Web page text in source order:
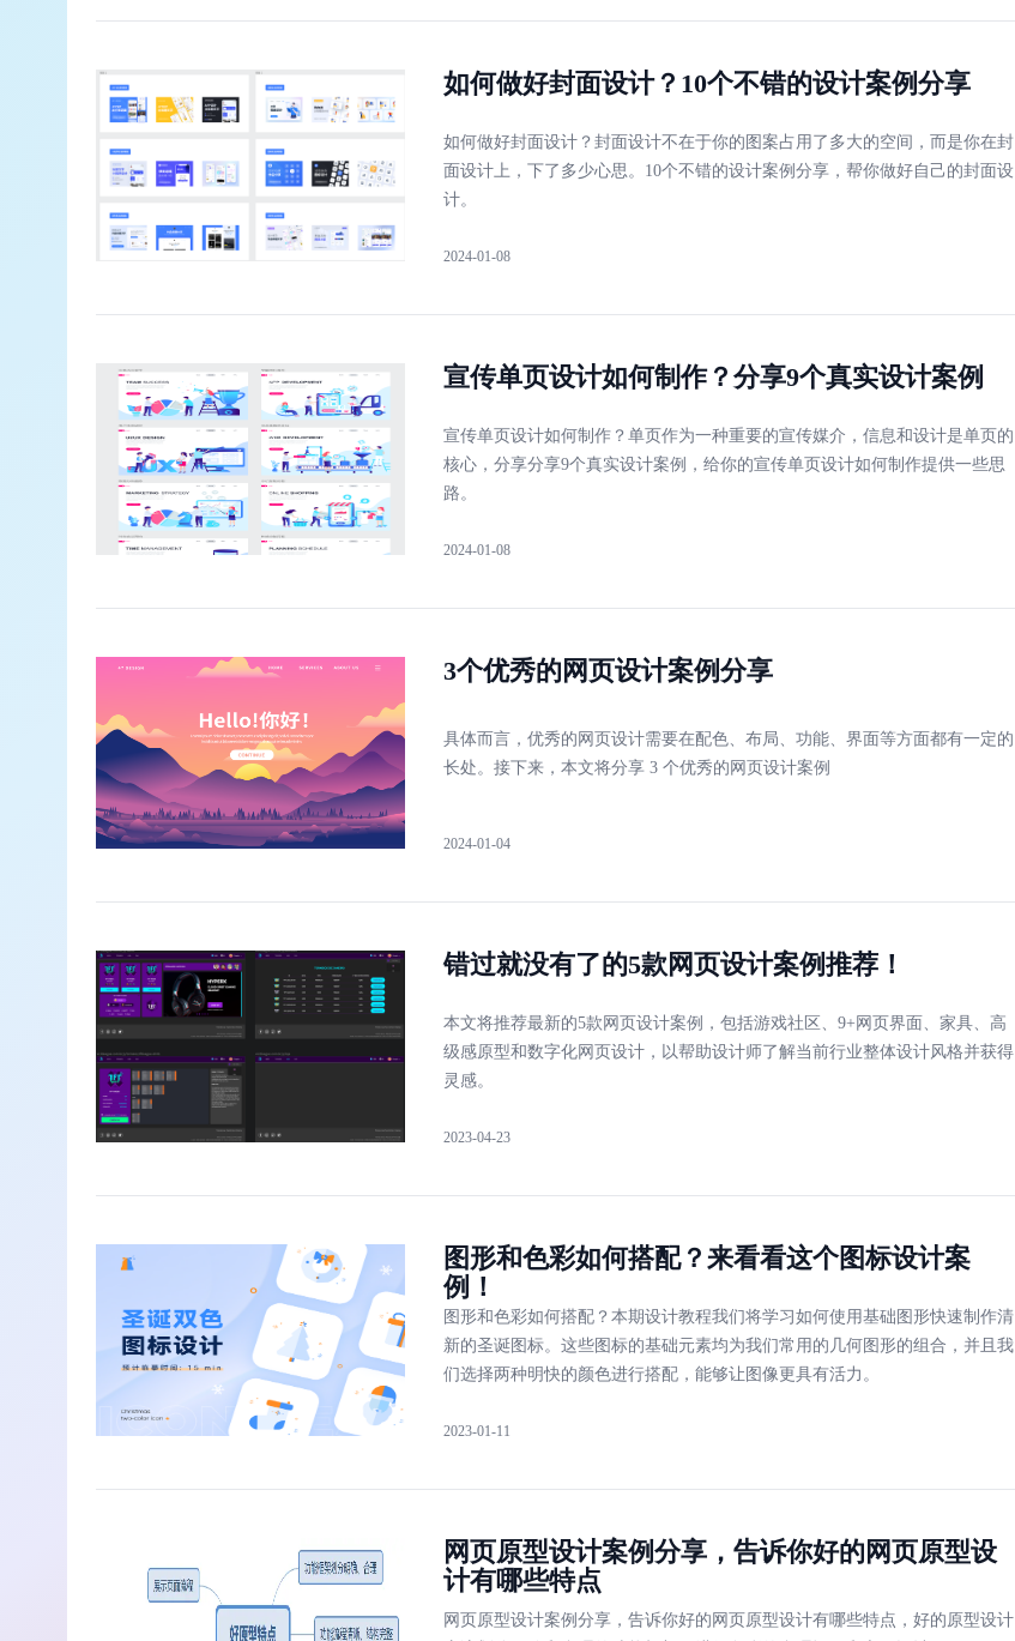
如何做好封面设计？10个不错的设计案例分享
如何做好封面设计？封面设计不在于你的图案占用了多大的空间，而是你在封
面设计上，下了多少心思。10个不错的设计案例分享，帮你做好自己的封面设
计。
2024-01-08
宣传单页设计如何制作？分享9个真实设计案例
宣传单页设计如何制作？单页作为一种重要的宣传媒介，信息和设计是单页的
核心，分享分享9个真实设计案例，给你的宣传单页设计如何制作提供一些思
路。
2024-01-08
3个优秀的网页设计案例分享
具体而言，优秀的网页设计需要在配色、布局、功能、界面等方面都有一定的
长处。接下来，本文将分享 3 个优秀的网页设计案例
2024-01-04
错过就没有了的5款网页设计案例推荐！
本文将推荐最新的5款网页设计案例，包括游戏社区、9+网页界面、家具、高
级感原型和数字化网页设计，以帮助设计师了解当前行业整体设计风格并获得
灵感。
2023-04-23
图形和色彩如何搭配？来看看这个图标设计案
例！
图形和色彩如何搭配？本期设计教程我们将学习如何使用基础图形快速制作清
新的圣诞图标。这些图标的基础元素均为我们常用的几何图形的组合，并且我
们选择两种明快的颜色进行搭配，能够让图像更具有活力。
2023-01-11
网页原型设计案例分享，告诉你好的网页原型设
计有哪些特点
网页原型设计案例分享，告诉你好的网页原型设计有哪些特点，好的原型设计